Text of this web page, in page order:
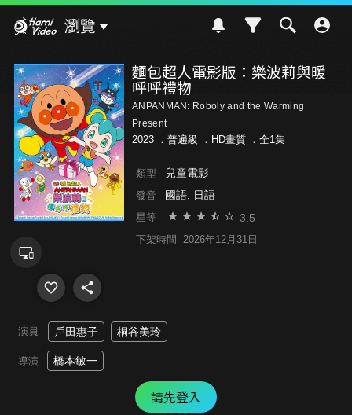
瀏覽
麵包超人電影版：樂波莉與暖
呼呼禮物
ANPANMAN: Roboly and the Warming
Present
2023 ． 普遍級 ．HD畫質 ．全1集
類型 兒童電影
發音 國語, 日語
星等 3.5
下架時間 2026年12月31日
演員 戶田惠子 桐谷美玲
導演 橋本敏一
請先登入